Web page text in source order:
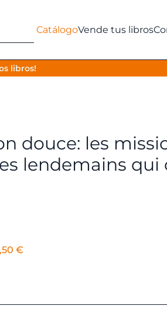
CatálogoVende tus libros
libros!
douce: les
lendemains qui
€